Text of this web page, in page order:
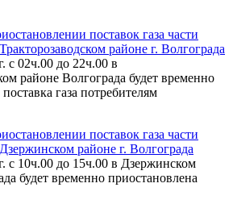
поставок газа части
районе г. Волгограда
с 02ч.00 до 22ч.00 в
районе Волгограда будет временно
газа потребителям
поставок газа части
районе г. Волгограда
с 10ч.00 до 15ч.00 в Дзержинском
будет временно приостановлена